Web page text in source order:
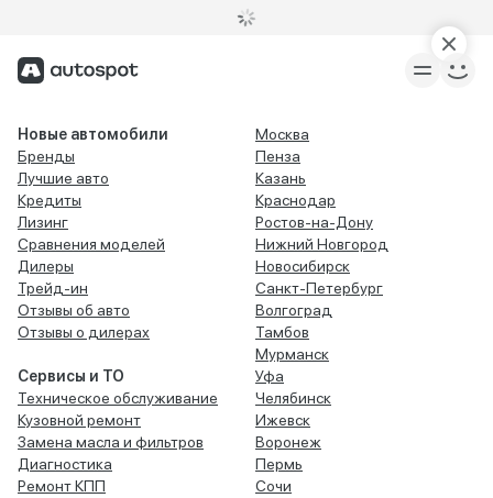
Новые автомобили
Бренды
Лучшие авто
Кредиты
Лизинг
Сравнения моделей
Дилеры
Трейд-ин
Отзывы об авто
Отзывы о дилерах
Сервисы и ТО
Техническое обслуживание
Кузовной ремонт
Замена масла и фильтров
Диагностика
Ремонт КПП
Москва
Пенза
Казань
Краснодар
Ростов-на-Дону
Нижний Новгород
Новосибирск
Санкт-Петербург
Волгоград
Тамбов
Мурманск
Уфа
Челябинск
Ижевск
Воронеж
Пермь
Сочи